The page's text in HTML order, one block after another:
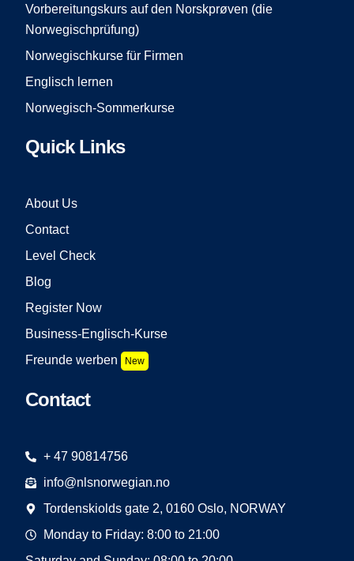
Vorbereitungskurs auf den Norskprøven (die
Norwegischprüfung)
Norwegischkurse für Firmen
Englisch lernen
Norwegisch-Sommerkurse
Quick Links
About Us
Contact
Level Check
Blog
Register Now
Business-Englisch-Kurse
Freunde werben
New
Contact
+ 47 90814756
info@nlsnorwegian.no
Tordenskiolds gate 2, 0160 Oslo, NORWAY
Monday to Friday: 8:00 to 21:00